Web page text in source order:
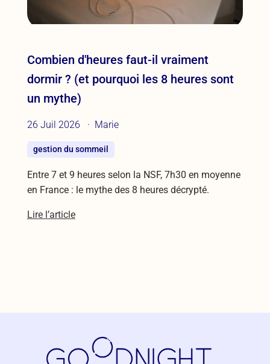
Combien d'heures faut-il vraiment
dormir ? (et pourquoi les 8 heures sont
un mythe)
26 Juil 2026 Marie
gestion du sommeil
Entre 7 et 9 heures selon la NSF, 7h30 en moyenne
en France : le mythe des 8 heures décrypté.
Lire l’article